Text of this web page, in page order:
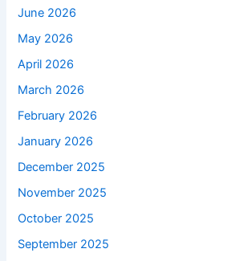
June 2026
May 2026
April 2026
March 2026
February 2026
January 2026
December 2025
November 2025
October 2025
September 2025